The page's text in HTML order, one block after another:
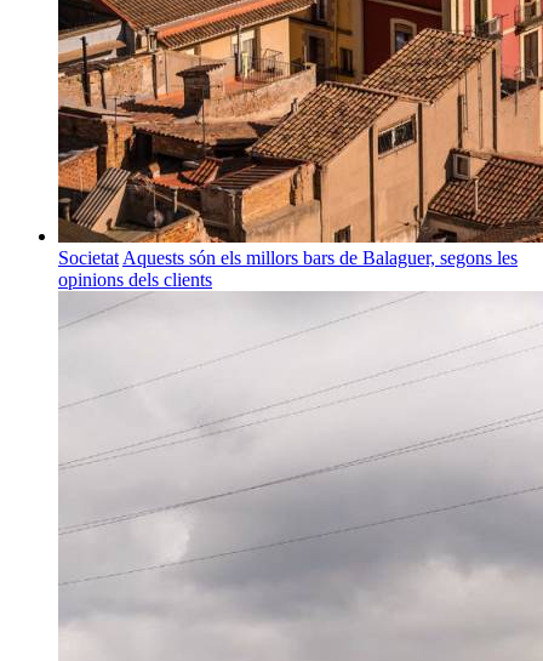
Societat Aquests són els millors bars de Balaguer, segons les
opinions dels clients